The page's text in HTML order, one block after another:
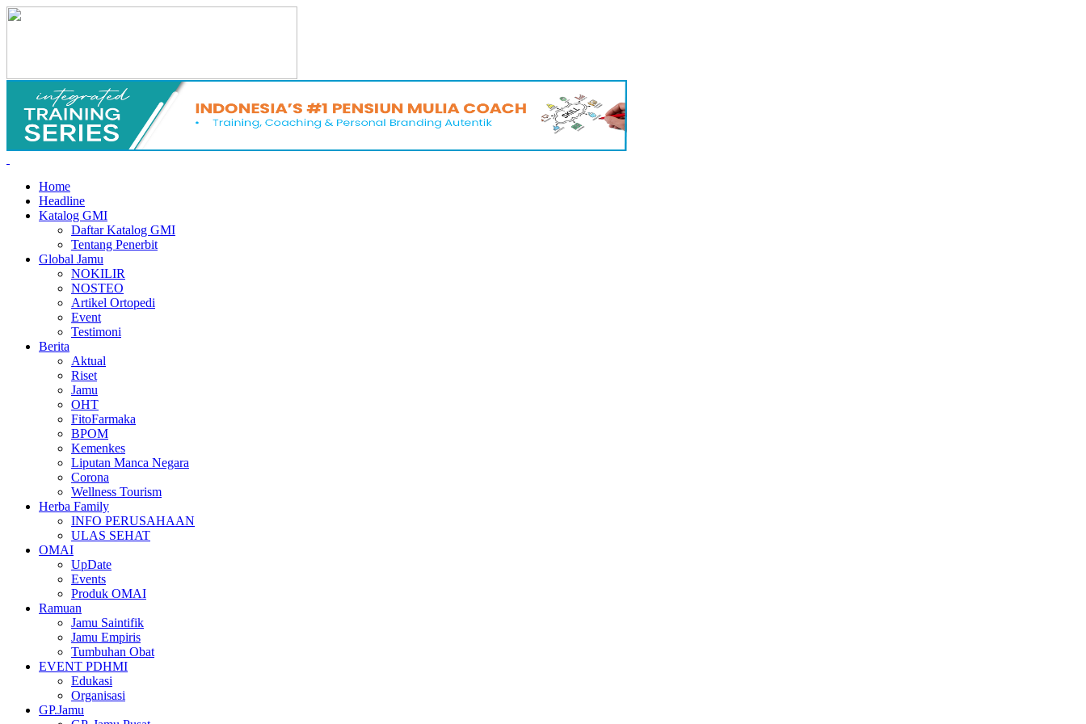
Home
Headline
Katalog GMI
Daftar Katalog GMI
Tentang Penerbit
Global Jamu
NOKILIR
NOSTEO
Artikel Ortopedi
Event
Testimoni
Berita
Aktual
Riset
Jamu
OHT
FitoFarmaka
BPOM
Kemenkes
Liputan Manca Negara
Corona
Wellness Tourism
Herba Family
INFO PERUSAHAAN
ULAS SEHAT
OMAI
UpDate
Events
Produk OMAI
Ramuan
Jamu Saintifik
Jamu Empiris
Tumbuhan Obat
EVENT PDHMI
Edukasi
Organisasi
GP.Jamu